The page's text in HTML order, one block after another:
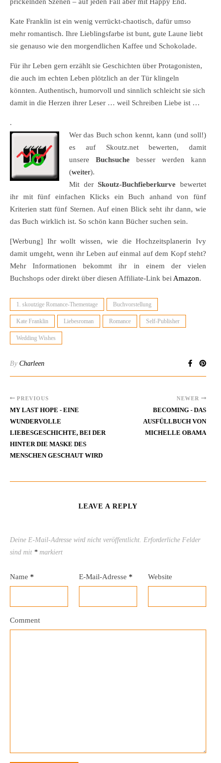
Kate Franklin ist ein wenig verrückt-chaotisch, dafür umso
mehr romantisch. Ihre Lieblingsfarbe ist bunt, gute Laune liebt
sie genauso wie den morgendlichen Kaffee und Schokolade.
Für ihr Leben gern erzählt sie Geschichten über Protagonisten,
die auch im echten Leben plötzlich an der Tür klingeln
könnten. Authentisch, humorvoll und sinnlich schleicht sie sich
damit in die Herzen ihrer Leser … weil Schreiben Liebe ist …
.
Wer das Buch schon kennt, kann (und soll!)
es auf Skoutz.net bewerten, damit
unsere Buchsuche besser werden kann
(weiter).
Mit derSkoutz-Buchfieberkurve bewertet
ihr mit fünf einfachen Klicks ein Buch anhand von fünf
Kriterien statt fünf Sternen. Auf einen Blick seht ihr dann, wie
das Buch wirklich ist. So schön kann Bücher suchen sein.
[Werbung] Ihr wollt wissen, wie die Hochzeitsplanerin Ivy
damit umgeht, wenn ihr Leben auf einmal auf dem Kopf steht?
Mehr Informationen bekommt ihr in einem der vielen
Buchshops oder direkt über diesen Affiliate-Link bei Amazon.
1. skoutzige Romance-Thementage Buchvorstellung
Kate Franklin Liebesroman Romance Self-Publisher
Wedding Wishes
By Charleen
PREVIOUS
MY LAST HOPE - EINE
WUNDERVOLLE
LIEBESGESCHICHTE, BEI DER
HINTER DIE MASKE DES
MENSCHEN GESCHAUT WIRD
NEWER
BECOMING - DAS
AUSFÜLLBUCH VON
MICHELLE OBAMA
LEAVE A REPLY
Deine E-Mail-Adresse wird nicht veröffentlicht. Erforderliche Felder
sind mit * markiert
Name * E-Mail-Adresse * Website
Comment